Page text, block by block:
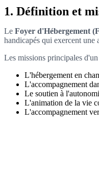
1. Définition et
Le Foyer d'Hébergement
handicapés qui exercent
Les missions principales
L'hébergement en
L'accompagnement
Le soutien à
L'animation de la vie
L'accompagnement